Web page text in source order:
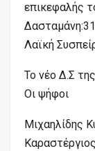
επικεφαλής
Δασταμάνη:31
Λαϊκή
Το νέο Δ.Σ
Οι ψήφοι
Μιχαηλίδης